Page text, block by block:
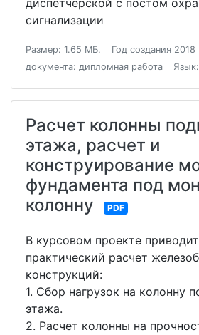
диспетчерской с постом
сигнализации
Размер: 1.65 МБ. Год создания 2018
документа: дипломная работа
Расчет колонны
этажа, расчет и
конструирование
фундамента под
колонну
PDF
В курсовом проекте
практический расчет
конструкций:
1. Сбор нагрузок на колонну
этажа.
2. Расчет колонны на